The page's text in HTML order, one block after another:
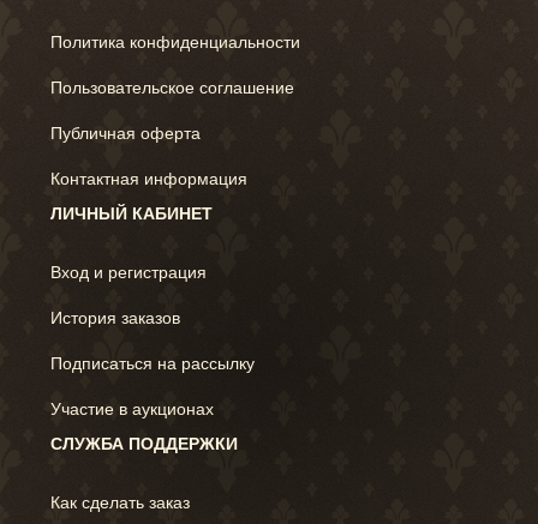
Политика конфиденциальности
Пользовательское соглашение
Публичная оферта
Контактная информация
ЛИЧНЫЙ КАБИНЕТ
Вход и регистрация
История заказов
Подписаться на рассылку
Участие в аукционах
СЛУЖБА ПОДДЕРЖКИ
Как сделать заказ